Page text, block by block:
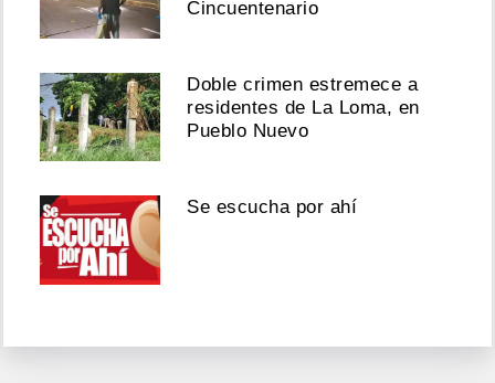
Cincuentenario
Doble crimen estremece a
residentes de La Loma, en
Pueblo Nuevo
Se escucha por ahí